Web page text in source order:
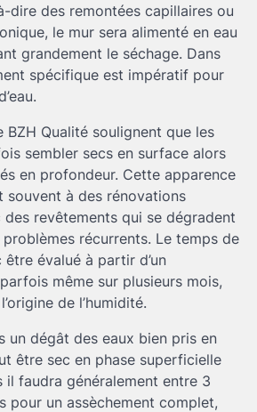
dire des remontées capillaires ou
le mur sera alimenté en eau
grandement le séchage. Dans
spécifique est impératif pour
BZH Qualité soulignent que les
sembler secs en surface alors
en profondeur. Cette apparence
souvent à des rénovations
des revêtements qui se dégradent
récurrents. Le temps de
évalué à partir d’un
même sur plusieurs mois,
de l’humidité.
un dégât des eaux bien pris en
être sec en phase superficielle
il faudra généralement entre 3
pour un assèchement complet,